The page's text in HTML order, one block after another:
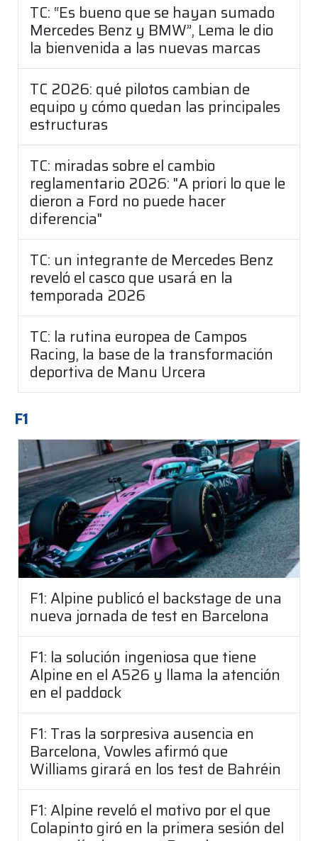
TC: “Es bueno que se hayan sumado
Mercedes Benz y BMW”, Lema le dio
la bienvenida a las nuevas marcas
TC 2026: qué pilotos cambian de
equipo y cómo quedan las principales
estructuras
TC: miradas sobre el cambio
reglamentario 2026: "A priori lo que le
dieron a Ford no puede hacer
diferencia"
TC: un integrante de Mercedes Benz
reveló el casco que usará en la
temporada 2026
TC: la rutina europea de Campos
Racing, la base de la transformación
deportiva de Manu Urcera
F1
F1: Alpine publicó el backstage de una
nueva jornada de test en Barcelona
F1: la solución ingeniosa que tiene
Alpine en el A526 y llama la atención
en el paddock
F1: Tras la sorpresiva ausencia en
Barcelona, Vowles afirmó que
Williams girará en los test de Bahréin
F1: Alpine reveló el motivo por el que
Colapinto giró en la primera sesión del